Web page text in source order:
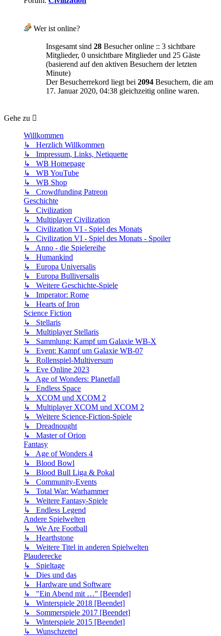
Wer ist online?
Insgesamt sind 28 Besucher online :: 3 sichtbare
Mitglieder, 0 unsichtbare Mitglieder und 25 Gäste
(basierend auf den aktiven Besuchern der letzten
Minute)
Der Besucherrekord liegt bei 2094 Besuchern, die am
17. Januar 2020, 04:38 gleichzeitig online waren.
Gehe zu
Willkommen
↳ Herzlich Willkommen
↳ Impressum, Links, Netiquette
↳ WB Homepage
↳ WB YouTube
↳ WB Shop
↳ Crowdfunding Patreon
Geschichte
↳ Civilization
↳ Multiplayer Civilization
↳ Civilization VI - Spiel des Monats
↳ Civilization VI - Spiel des Monats - Spoiler
↳ Anno - die Spielereihe
↳ Humankind
↳ Europa Universalis
↳ Europa Bulliversalis
↳ Weitere Geschichte-Spiele
↳ Imperator: Rome
↳ Hearts of Iron
Science Fiction
↳ Stellaris
↳ Multiplayer Stellaris
↳ Sammlung: Kampf um Galaxie WB-X
↳ Event: Kampf um Galaxie WB-07
↳ Rollenspiel-Multiversum
↳ Eve Online 2023
↳ Age of Wonders: Planetfall
↳ Endless Space
↳ XCOM und XCOM 2
↳ Multiplayer XCOM und XCOM 2
↳ Weitere Science-Fiction-Spiele
↳ Dreadnought
↳ Master of Orion
Fantasy
↳ Age of Wonders 4
↳ Blood Bowl
↳ Blood Bull Liga & Pokal
↳ Community-Events
↳ Total War: Warhammer
↳ Weitere Fantasy-Spiele
↳ Endless Legend
Andere Spielwelten
↳ We Are Football
↳ Hearthstone
↳ Weitere Titel in anderen Spielwelten
Plauderecke
↳ Spieltage
↳ Dies und das
↳ Hardware und Software
↳ "Ein Abend mit …" [Beendet]
↳ Winterspiele 2018 [Beendet]
↳ Sommerspiele 2017 [Beendet]
↳ Winterspiele 2015 [Beendet]
↳ Wunschzettel